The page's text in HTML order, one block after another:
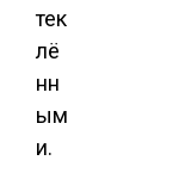
тек
лё
нн
ым
и.